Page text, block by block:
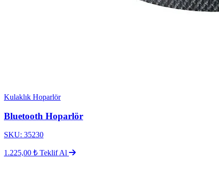
Kulaklık Hoparlör
Bluetooth Hoparlör
SKU: 35230
1.225,00 ₺ Teklif Al